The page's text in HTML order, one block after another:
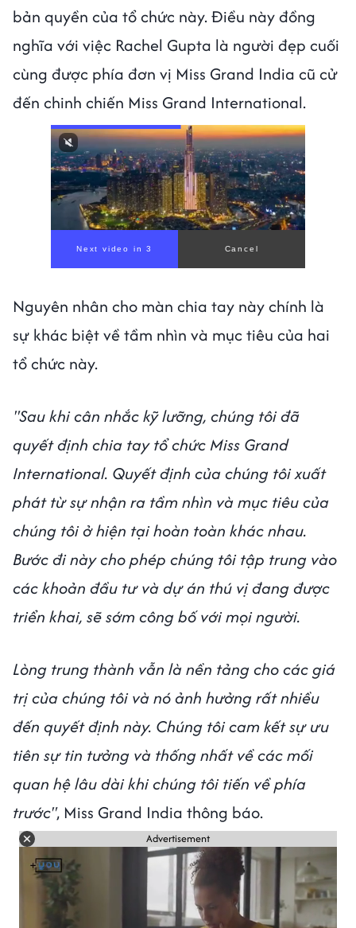
bản quyền của tổ chức này. Điều này đồng
nghĩa với việc Rachel Gupta là người đẹp cuối
cùng được phía đơn vị Miss Grand India cũ cử
đến chinh chiến Miss Grand International.
Next video in 1 Cancel
Nguyên nhân cho màn chia tay này chính là
sự khác biệt về tầm nhìn và mục tiêu của hai
tổ chức này.
"Sau khi cân nhắc kỹ lưỡng, chúng tôi đã
quyết định chia tay tổ chức Miss Grand
International. Quyết định của chúng tôi xuất
phát từ sự nhận ra tầm nhìn và mục tiêu của
chúng tôi ở hiện tại hoàn toàn khác nhau.
Bước đi này cho phép chúng tôi tập trung vào
các khoản đầu tư và dự án thú vị đang được
triển khai, sẽ sớm công bố với mọi người.
Lòng trung thành vẫn là nền tảng cho các giá
trị của chúng tôi và nó ảnh hưởng rất nhiều
đến quyết định này. Chúng tôi cam kết sự ưu
tiên sự tin tưởng và thống nhất về các mối
quan hệ lâu dài khi chúng tôi tiến về phía
trước", Miss Grand India thông báo.
Advertisement